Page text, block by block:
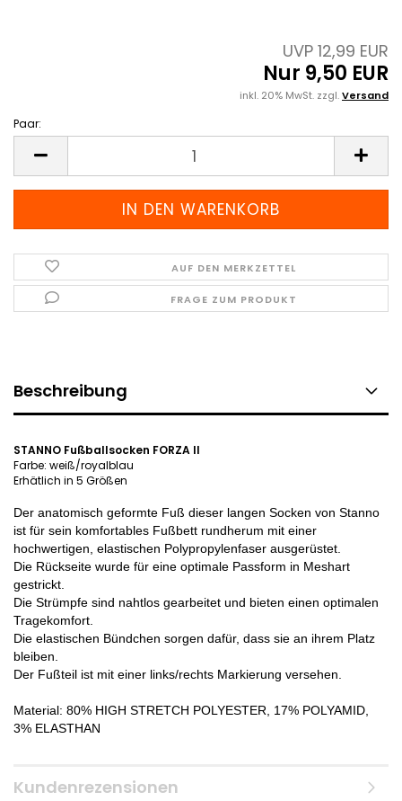
UVP 12,99 EUR
Nur 9,50 EUR
inkl. 20% MwSt. zzgl.Versand
Paar:
AUF DEN MERKZETTEL
FRAGE ZUM PRODUKT
Beschreibung
STANNO Fußballsocken FORZA II
Farbe: weiß/royalblau
Erhätlich in 5 Größen
Der anatomisch geformte Fuß dieser langen Socken von Stanno
ist für sein komfortables Fußbett rundherum mit einer
hochwertigen, elastischen Polypropylenfaser ausgerüstet.
Die Rückseite wurde für eine optimale Passform in Meshart
gestrickt.
Die Strümpfe sind nahtlos gearbeitet und bieten einen optimalen
Tragekomfort.
Die elastischen Bündchen sorgen dafür, dass sie an ihrem Platz
bleiben.
Der Fußteil ist mit einer links/rechts Markierung versehen.
Material: 80% HIGH STRETCH POLYESTER, 17% POLYAMID,
3% ELASTHAN
Kundenrezensionen